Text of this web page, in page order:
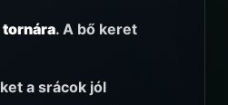
. A bő keret
a srácok jól